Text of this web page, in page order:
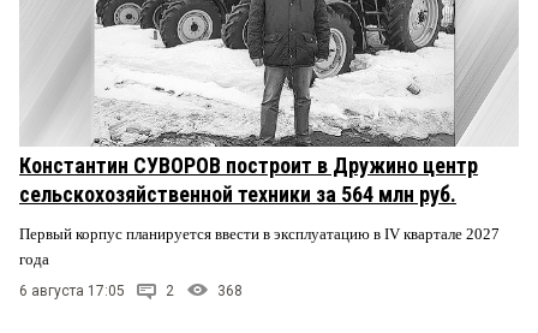
Константин СУВОРОВ построит в Дружино центр
сельскохозяйственной техники за 564 млн руб.
Первый корпус планируется ввести в эксплуатацию в IV квартале 2027
года
6 августа 17:05 2 368